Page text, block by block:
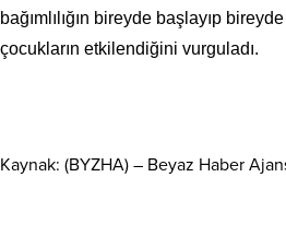
bağımlılığın bireyde başlayıp
çocukların etkilendiğini vurguladı.
Kaynak: (BYZHA) – Beyaz Haber